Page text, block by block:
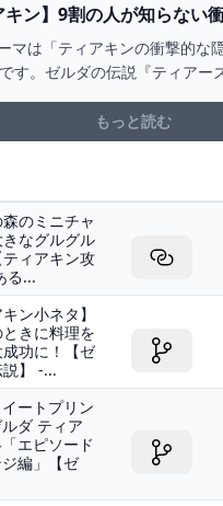
キン】9割の人が知らない
タ15選【ゼルダの伝説ティ
ム/豆知識】【ゆっくり解
マは「ティアキンの衝撃的な
す。ゼルダの伝説『ティアー
う様 You and
もっと読む
のミニチャ
なグルグル
ィアキン攻
る...
ン小ネタ】
きに料理を
功に！【ゼ
】 -...
イートプリン
ダ ティア
エピソード
編」【ゼ